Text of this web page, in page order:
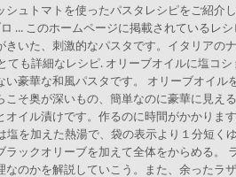
ュトマトを使ったパスタレシピをご紹介
… このホームページに掲載されているレ
いた、刺激的なパスタです。イタリア
も詳細なレシピ. オリーブオイルに塩コ
豪華な和風パスタです。 オリーブオイ
そ奥が深いもの、簡単なのに豪華に見
イル漬けです。作るのに時間がかかりま
を加えた熱湯で、袋の表示より１分短
ックオリーブを加えて全体をからめる。
のかを解説していこう。また、余った